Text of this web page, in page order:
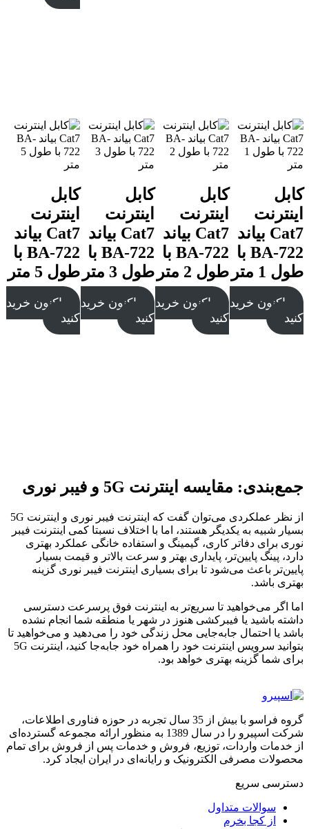
کابل
اینترنت
Cat7 بیاند
BA-722 با
طول 1 متر
اکنون خرید
کنید
کابل
اینترنت
Cat7 بیاند
BA-722 با
طول 2 متر
اکنون خرید
کنید
کابل
اینترنت
Cat7 بیاند
BA-722 با
طول 3 متر
اکنون خرید
کنید
کابل
اینترنت
Cat7 بیاند
BA-722 با
طول 5 متر
اکنون خرید
کنید
جمع‌بندی: مقایسه اینترنت 5G و فیبر نوری
از نظر عملکردی می‌توان گفت که اینترنت فیبر نوری و اینترنت 5G
بسیار شبیه به یکدیگر هستند، اما با اختلاف نسبتا کمی اینترنت فیبر
نوری برای دفاتر کاری، گیمینگ و استفاده خانگی عملکرد بهتری
دارد، پینگ پایین‌تر، پایداری بهتر و سرعت بالاتر و قیمت بسیار
پایین‌تر باعث می‌شود تا برای بسیاری اینترنت فیبر نوری گزینه
بهتری باشد.
اما اگر می‌خواهید تا سریع‌تر به اینترنت فوق پرسرعت دسترسی
داشته باشید یا فیبرکشی هنوز در شهر یا منطقه شما انجام نشده
باشد یا احتمال جابه‌جایی محل زندگی خود را می‌دهید و می‌خواهید تا
بتوانید سرویس اینترنت خود را همراه خود جابه‌جا کنید، اینترنت 5G
برای شما گزینه بهتری خواهد بود.
گروه فراسو با بیش از 35 سال تجربه در حوزه فناوری اطلاعات،
شرکت اسپیرو را در سال 1389 به منظور ارائه مجموعه گسترده‌ای
از خدمات واردات، توزیع، فروش و خدمات پس از فروش برای تمام
محصولات مصرفی الکترونیک و رایانه‌ای در ایران ایجاد کرد.
دسترسی‌ سریع
سوالات متداول
از کجا بخرم